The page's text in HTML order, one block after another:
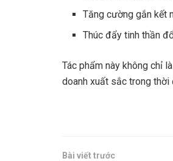
Tăng cường gắn kết
Thúc đẩy tinh thần
Tác phẩm này không chỉ
doanh xuất sắc trong thời
Bài viết trước